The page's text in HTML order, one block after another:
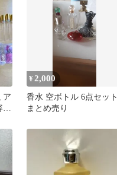
ア
¥ 2,000
香水 空ボトル 6点セット
まとめ売り